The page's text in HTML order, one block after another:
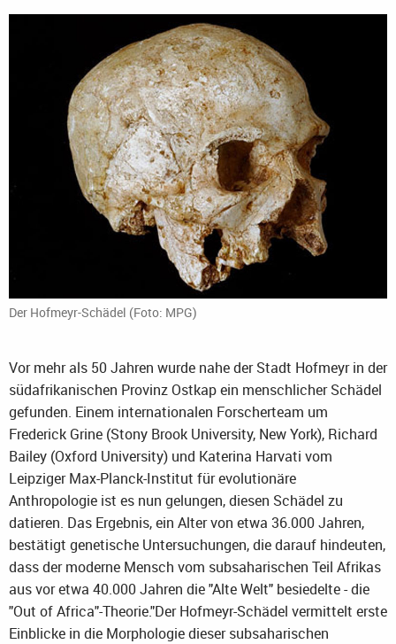
Der Hofmeyr-Schädel (Foto: MPG)
Vor mehr als 50 Jahren wurde nahe der Stadt Hofmeyr in der
südafrikanischen Provinz Ostkap ein menschlicher Schädel
gefunden. Einem internationalen Forscherteam um
Frederick Grine (Stony Brook University, New York), Richard
Bailey (Oxford University) und Katerina Harvati vom
Leipziger Max-Planck-Institut für evolutionäre
Anthropologie ist es nun gelungen, diesen Schädel zu
datieren. Das Ergebnis, ein Alter von etwa 36.000 Jahren,
bestätigt genetische Untersuchungen, die darauf hindeuten,
dass der moderne Mensch vom subsaharischen Teil Afrikas
aus vor etwa 40.000 Jahren die "Alte Welt" besiedelte - die
"Out of Africa"-Theorie."Der Hofmeyr-Schädel vermittelt erste
Einblicke in die Morphologie dieser subsaharischen